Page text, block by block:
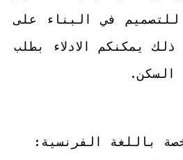
في البناء على
يمكنكم الادلاء بطلب
السكن.
باللغة الفرنسية: